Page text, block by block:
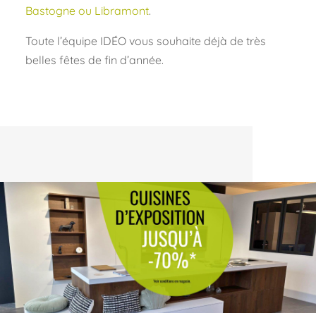
Bastogne ou Libramont.
Toute l’équipe IDÉO vous souhaite déjà de très
belles fêtes de fin d’année.